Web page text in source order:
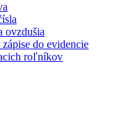
ovzdušia
do evidencie
roľníkov